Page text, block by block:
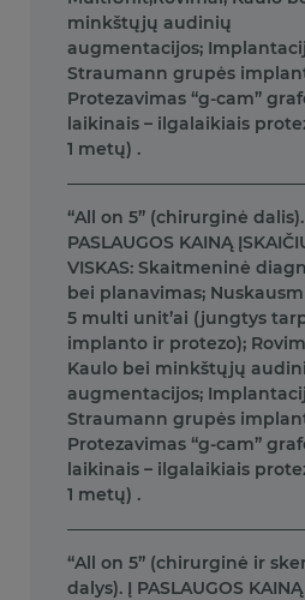
minkštųjų audinių
augmentacijos;
Straumann grupės
Protezavimas “g-cam”
laikinais – ilgalaikiais
1 metų) .
“All on 5” (chirurginė
PASLAUGOS KAINĄ
VISKAS: Skaitmeninė
bei planavimas;
5 multi unit’ai (jungtys
implanto ir protezo);
Kaulo bei minkštųjų
augmentacijos;
Straumann grupės
Protezavimas “g-cam”
laikinais – ilgalaikiais
1 metų) .
“All on 5” (chirurginė ir
dalys). Į PASLAUGOS KAINĄ